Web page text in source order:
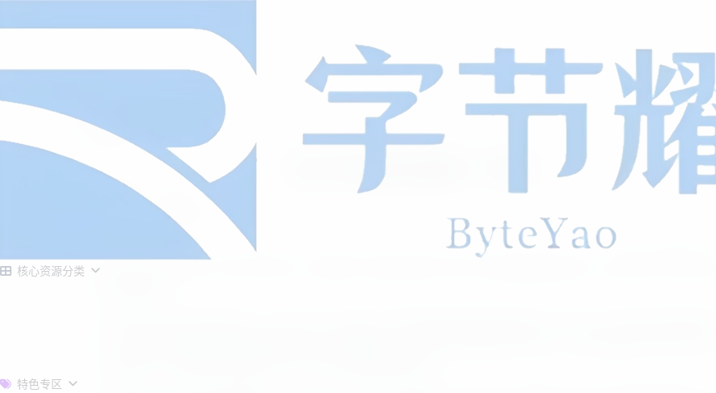
核心资源分类
特色专区
正文
年会/节日抽奖系统源码 – 带后台
字节耀站长
2月25日发布
正在检测是否收录...
还在为节日活动缺少互动玩法发愁？这款基于现代前端技术开发的九宫格转盘抽奖程序，堪称2026年站长必备